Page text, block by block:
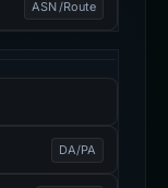
ASN /Route
DA/PA